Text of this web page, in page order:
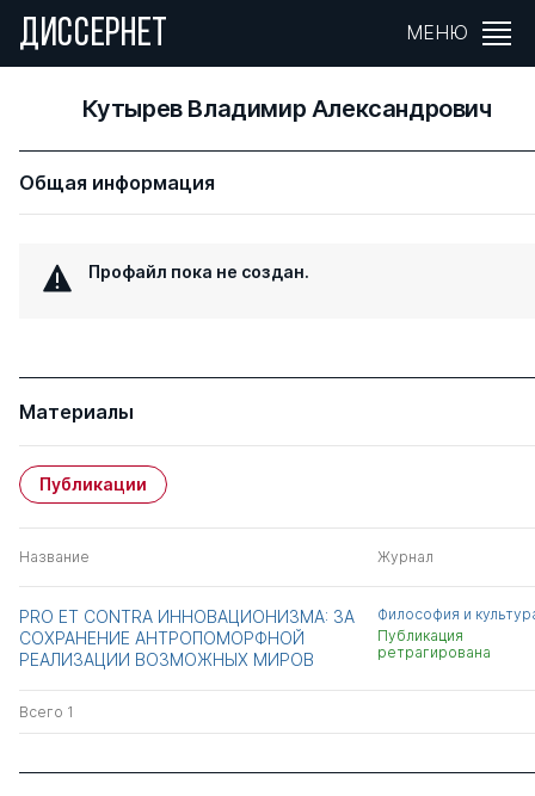
ДИССЕРНЕТ МЕНЮ
Кутырев Владимир Александрович
Общая информация
Профайл пока не создан.
Материалы
Публикации
Название Журнал
PRO ЕТ CONTRA ИННОВАЦИОНИЗМА: ЗА
СОХРАНЕНИЕ АНТРОПОМОРФНОЙ
РЕАЛИЗАЦИИ ВОЗМОЖНЫХ МИРОВ
Философия и
Публикация
ретрагирована
Всего 1